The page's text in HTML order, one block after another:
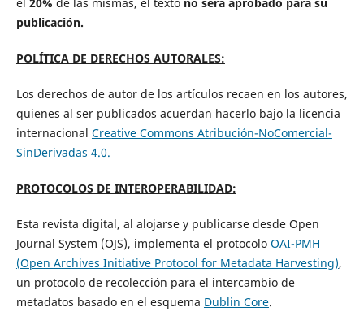
publicación.
POLÍTICA DE DERECHOS AUTORALES:
Los derechos de autor de los artículos recaen en los autores,
quienes al ser publicados acuerdan hacerlo bajo la licencia
internacional Creative Commons Atribución-NoComercial-
SinDerivadas 4.0.
PROTOCOLOS DE INTEROPERABILIDAD:
Esta revista digital, al alojarse y publicarse desde Open
Journal System (OJS), implementa el protocolo OAI-PMH
(Open Archives Initiative Protocol for Metadata Harvesting),
un protocolo de recolección para el intercambio de
metadatos basado en el esquema Dublin Core.